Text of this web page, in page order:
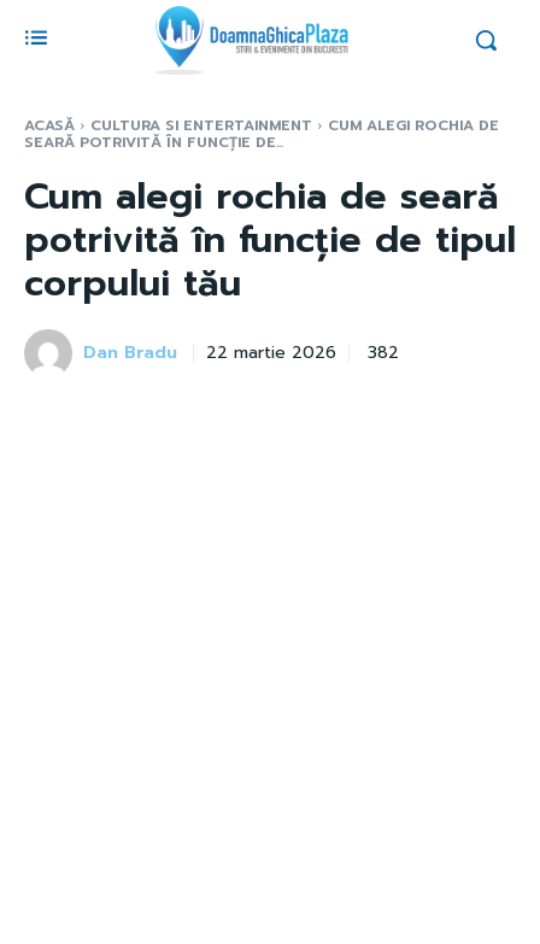
ACASĂ CULTURA SI ENTERTAINMENT CUM ALEGI ROCHIA DE
SEARĂ POTRIVITĂ ÎN FUNCȚIE DE...
Cum alegi rochia de seară
potrivită în funcție de tipul
corpului tău
Dan Bradu 22 martie 2026 382